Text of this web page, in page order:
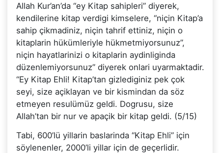
Allah Kur’an’da “ey Kitap sahipleri” diyerek,
kendilerine kitap verdigi kimselere, “niçin Kitap’a
sahip çikmadiniz, niçin tahrif ettiniz, niçin o
kitaplarin hükümleriyle hükmetmiyorsunuz”,
niçin hayatlarinizi o kitaplarin aydinliginda
düzenlemiyorsunuz” diyerek onlari uyarmaktadir.
“Ey Kitap Ehli! Kitap’tan gizlediginiz pek çok
seyi, size açiklayan ve bir kismindan da söz
etmeyen resulümüz geldi. Dogrusu, size
Allah’tan bir nur ve apaçik bir kitap geldi. (5/15)
Tabi, 600’lü yillarin baslarinda “Kitap Ehli” için
söylenenler, 2000’li yillar için de geçerlidir.